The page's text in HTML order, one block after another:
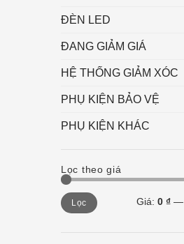
ĐÈN LED
ĐANG GIẢM GIÁ
HỆ THỐNG GIẢM XÓC
PHỤ KIỆN BẢO VỆ
PHỤ KIỆN KHÁC
Lọc theo giá
Giá
tối
thiểu
Giá
tối
đa
Lọc Giá: 0 ₫ —